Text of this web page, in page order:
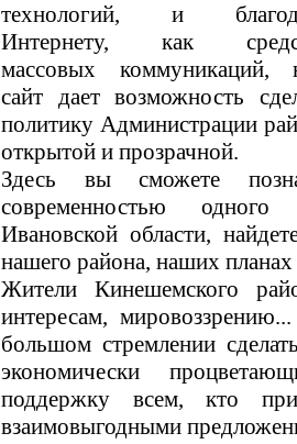
технологий, и
Интернету, как
массовых коммуникаций,
сайт дает возможность
политику Администрации
открытой и прозрачной.
Здесь вы сможете
современностью
Ивановской области,
нашего района, наших
Жители Кинешемского
интересам,
большом стремлении
экономически
поддержку всем, кто
взаимовыгодными